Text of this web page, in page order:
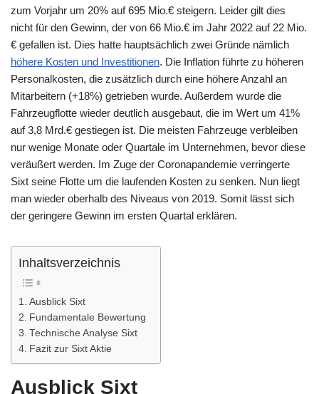
zum Vorjahr um 20% auf 695 Mio.€ steigern. Leider gilt dies
nicht für den Gewinn, der von 66 Mio.€ im Jahr 2022 auf 22 Mio.
€ gefallen ist. Dies hatte hauptsächlich zwei Gründe nämlich
höhere Kosten und Investitionen. Die Inflation führte zu höheren
Personalkosten, die zusätzlich durch eine höhere Anzahl an
Mitarbeitern (+18%) getrieben wurde. Außerdem wurde die
Fahrzeugflotte wieder deutlich ausgebaut, die im Wert um 41%
auf 3,8 Mrd.€ gestiegen ist. Die meisten Fahrzeuge verbleiben
nur wenige Monate oder Quartale im Unternehmen, bevor diese
veräußert werden. Im Zuge der Coronapandemie verringerte
Sixt seine Flotte um die laufenden Kosten zu senken. Nun liegt
man wieder oberhalb des Niveaus von 2019. Somit lässt sich
der geringere Gewinn im ersten Quartal erklären.
Inhaltsverzeichnis
Ausblick Sixt
Fundamentale Bewertung
Technische Analyse Sixt
Fazit zur Sixt Aktie
Ausblick Sixt